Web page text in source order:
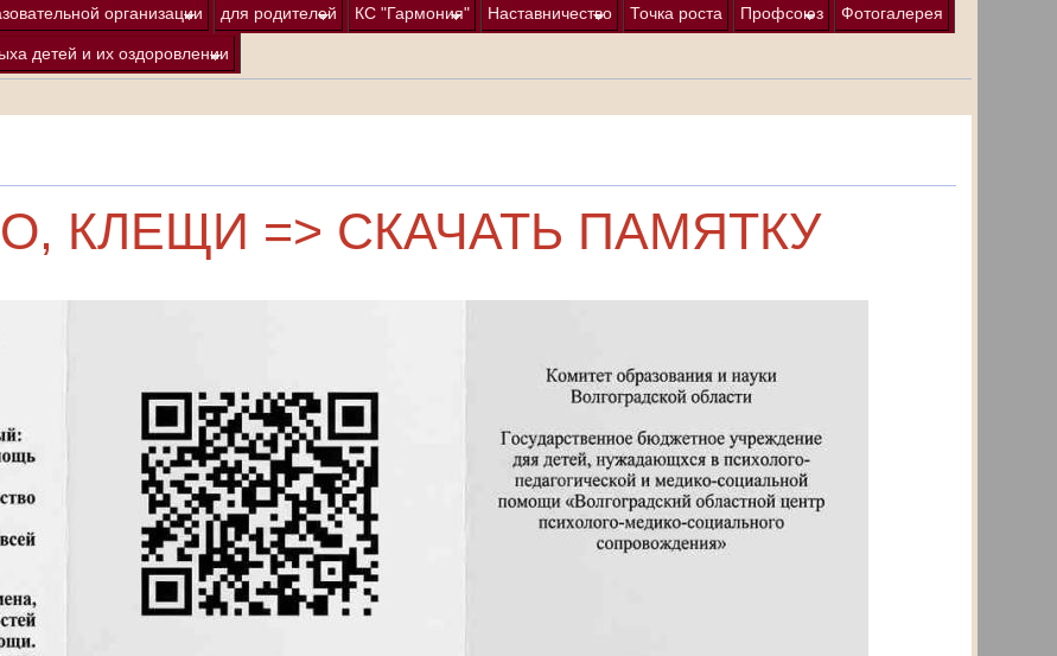
организации для родителей КС "Гармония" Наставничество Точка роста Профсоюз Фотогалерея
детей и их оздоровлении
КЛЕЩИ => СКАЧАТЬ ПАМЯТКУ